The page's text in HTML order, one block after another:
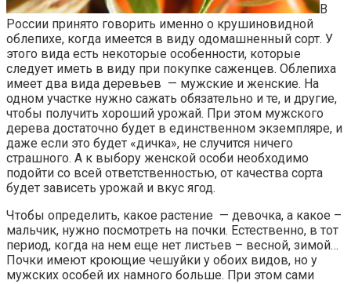
В
России принято говорить именно о крушиновидной
облепихе, когда имеется в виду одомашненный сорт. У
этого вида есть некоторые особенности, которые
следует иметь в виду при покупке саженцев. Облепиха
имеет два вида деревьев — мужские и женские. На
одном участке нужно сажать обязательно и те, и другие,
чтобы получить хороший урожай. При этом мужского
дерева достаточно будет в единственном экземпляре, и
даже если это будет «дичка», не случится ничего
страшного. А к выбору женской особи необходимо
подойти со всей ответственностью, от качества сорта
будет зависеть урожай и вкус ягод.
Чтобы определить, какое растение — девочка, а какое –
мальчик, нужно посмотреть на почки. Естественно, в тот
период, когда на нем еще нет листьев – весной, зимой…
Почки имеют кроющие чешуйки у обоих видов, но у
мужских особей их намного больше. При этом сами